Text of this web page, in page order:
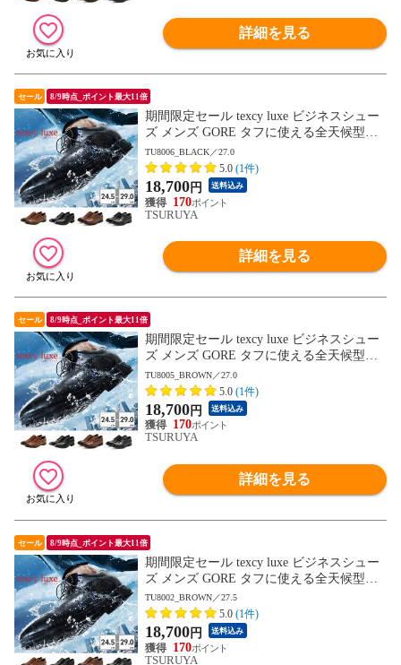
詳細を見る
セール 8/9時点_ポイント最大11倍
期間限定セール texcy luxe ビジネスシュー
ズ メンズ GORE タフに使える全天候型ビ
ジネスシューズ TU8001 TU8002 TU8003 T
U8004 TU8005 TU8006 TU8007 テクシーリ
ュクス GORE-TEX ゴアテックス ゆったり
幅 3E 4E
TU8006_BLACK／27.0
5.0 (1件)
18,700円 送料込み
170
TSURUYA
詳細を見る
セール 8/9時点_ポイント最大11倍
期間限定セール texcy luxe ビジネスシュー
ズ メンズ GORE タフに使える全天候型ビ
ジネスシューズ TU8001 TU8002 TU8003 T
U8004 TU8005 TU8006 TU8007 テクシーリ
ュクス GORE-TEX ゴアテックス ゆったり
幅 3E 4E
TU8005_BROWN／27.0
5.0 (1件)
18,700円 送料込み
170
TSURUYA
詳細を見る
セール 8/9時点_ポイント最大11倍
期間限定セール texcy luxe ビジネスシュー
ズ メンズ GORE タフに使える全天候型ビ
ジネスシューズ TU8001 TU8002 TU8003 T
U8004 TU8005 TU8006 TU8007 テクシーリ
ュクス GORE-TEX ゴアテックス ゆったり
幅 3E 4E
TU8002_BROWN／27.5
5.0 (1件)
18,700円 送料込み
170
TSURUYA